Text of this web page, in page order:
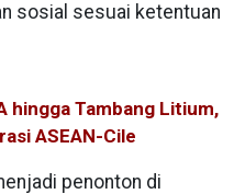
sosial sesuai ketentuan
hingga Tambang Litium,
ASEAN-Cile
penonton di